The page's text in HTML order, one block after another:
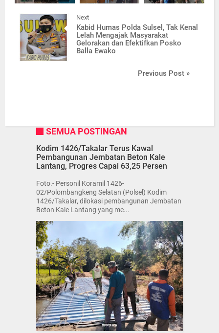
Next
Kabid Humas Polda Sulsel, Tak Kenal
Lelah Mengajak Masyarakat
Gelorakan dan Efektifkan Posko
Balla Ewako
Previous Post »
SEMUA POSTINGAN
Kodim 1426/Takalar Terus Kawal
Pembangunan Jembatan Beton Kale
Lantang, Progres Capai 63,25 Persen
Foto.- Personil Koramil 1426-
02/Polombangkeng Selatan (Polsel) Kodim
1426/Takalar, dilokasi pembangunan Jembatan
Beton Kale Lantang yang me...